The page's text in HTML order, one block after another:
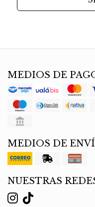
MEDIOS DE
MEDIOS DE
NUESTRAS